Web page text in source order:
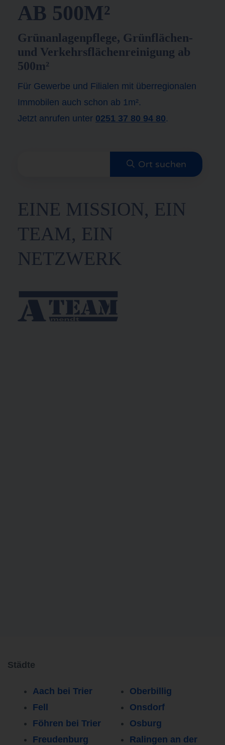
AB 500M²
Grünanlagenpflege, Grünflächen-
und Verkehrsflächenreinigung ab
500m²
Für Gewerbe und Filialen mit überregionalen
Immobilen auch schon ab 1m².
Jetzt anrufen unter 0251 37 80 94 80.
EINE MISSION, EIN
TEAM, EIN
NETZWERK
Städte
Aach bei Trier
Fell
Föhren bei Trier
Freudenburg
Oberbillig
Onsdorf
Osburg
Ralingen an der